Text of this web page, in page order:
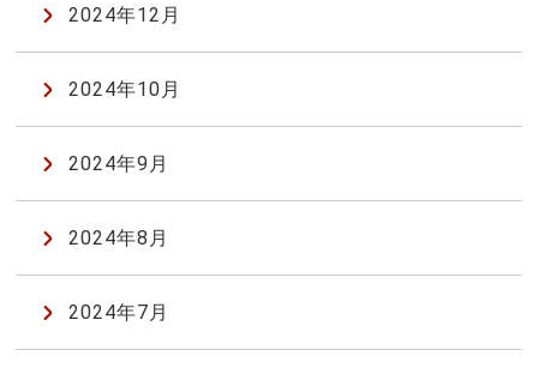
2024年12月
2024年10月
2024年9月
2024年8月
2024年7月